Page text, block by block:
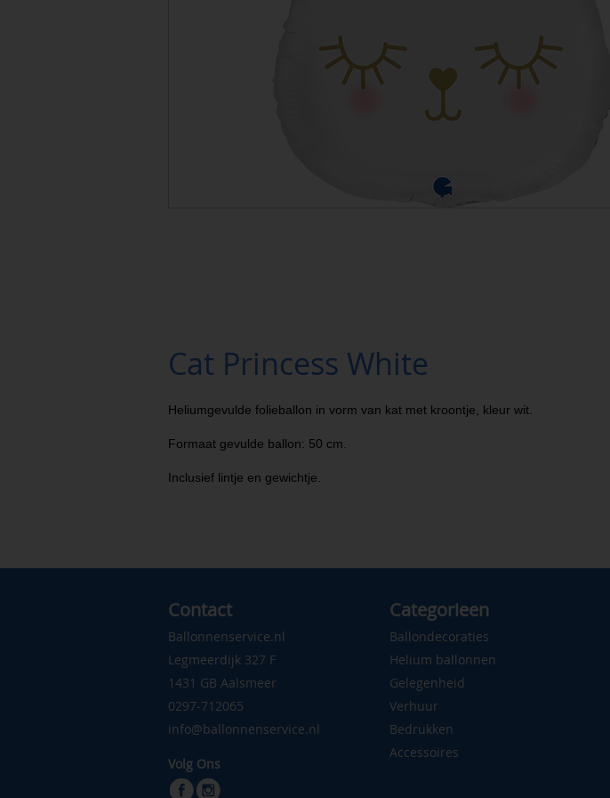
Cat Princess White
Heliumgevulde folieballon in vorm van kat met kroontje, kleur wit.
Formaat gevulde ballon: 50 cm.
Inclusief lintje en gewichtje.
Contact
Ballonnenservice.nl
Legmeerdijk 327 F
1431 GB Aalsmeer
0297-712065
info@ballonnenservice.nl
Volg Ons
Categorieen
Ballondecoraties
Helium ballonnen
Gelegenheid
Verhuur
Bedrukken
Accessoires